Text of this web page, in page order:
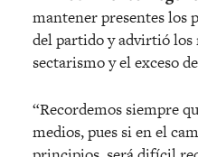
mantener presentes los
del partido y advirtió los
sectarismo y el exceso
“Recordemos siempre
medios, pues si en el